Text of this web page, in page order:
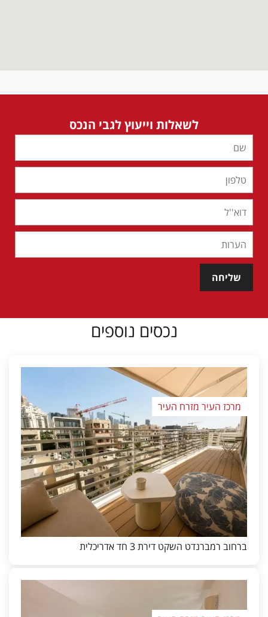
לשאלות וייעוץ לגבי הנכס
שליחה
נכסים נוספים
מרכז העיר מזרח העיר
ברחוב רמברנדט השקט דירת 3 חד אדריכלית